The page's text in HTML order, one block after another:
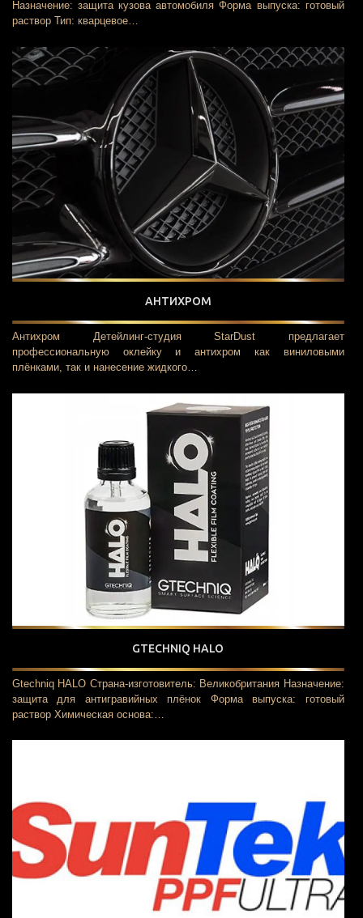
Назначение: защита кузова автомобиля Форма выпуска: готовый
раствор Тип: кварцевое…
АНТИХРОМ
Антихром Детейлинг-студия StarDust предлагает
профессиональную оклейку и антихром как виниловыми
плёнками, так и нанесение жидкого…
GTECHNIQ HALO
Gtechniq HALO Страна-изготовитель: Великобритания Назначение:
защита для антигравийных плёнок Форма выпуска: готовый
раствор Химическая основа:…